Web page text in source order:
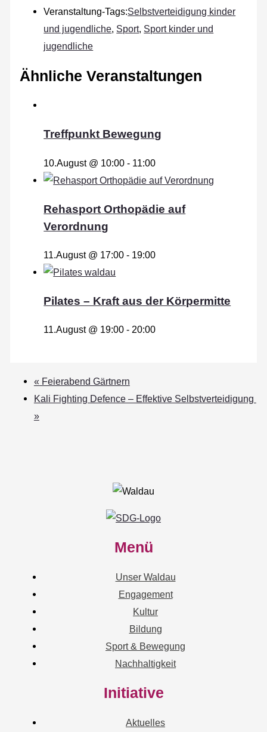
Veranstaltung-Tags:Selbstverteidigung kinder
und jugendliche, Sport, Sport kinder und
jugendliche
Ähnliche Veranstaltungen
Treffpunkt Bewegung
10.August @ 10:00 - 11:00
Rehasport Orthopädie auf
Verordnung
11.August @ 17:00 - 19:00
Pilates – Kraft aus der Körpermitte
11.August @ 19:00 - 20:00
« Feierabend Gärtnern
Kali Fighting Defence – Effektive Selbstverteidigung
»
Menü
Unser Waldau
Engagement
Kultur
Bildung
Sport & Bewegung
Nachhaltigkeit
Initiative
Aktuelles